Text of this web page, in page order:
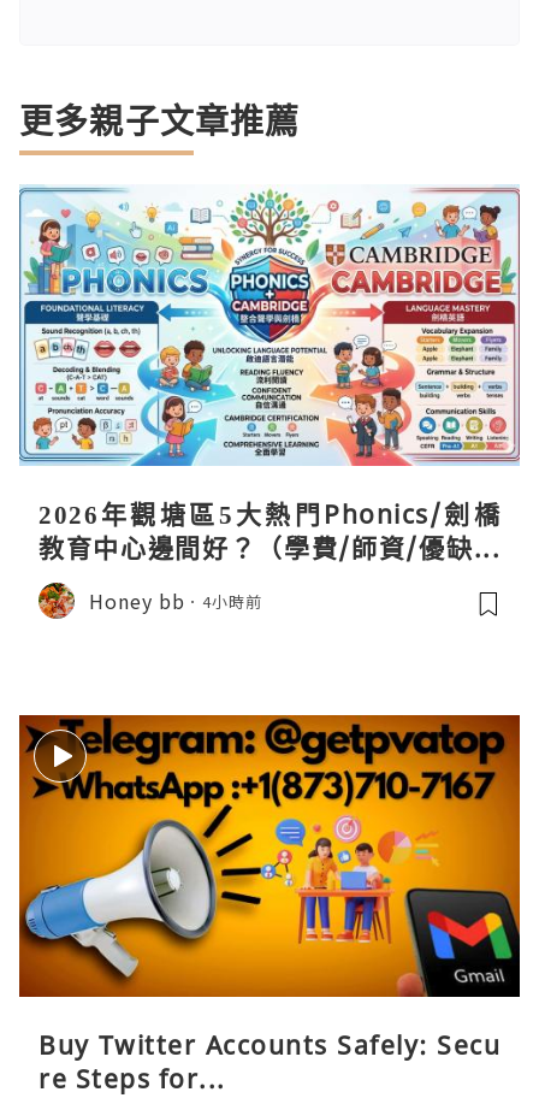
更多親子文章推薦
2026年觀塘區5大熱門Phonics/劍橋
教育中心邊間好？（學費/師資/優缺點
全攻略）
Honey bb 4小時前
Buy Twitter Accounts Safely: Secu
re Steps for...